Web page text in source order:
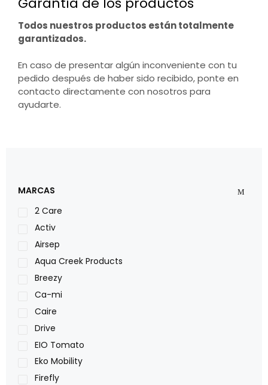
Todos nuestros productos están totalmente
garantizados.
En caso de presentar algún inconveniente con tu
pedido después de haber sido recibido, ponte en
contacto directamente con nosotros para
ayudarte.
MARCAS
2 Care
Activ
Airsep
Aqua Creek Products
Breezy
Ca-mi
Caire
Drive
EIO Tomato
Eko Mobility
Firefly